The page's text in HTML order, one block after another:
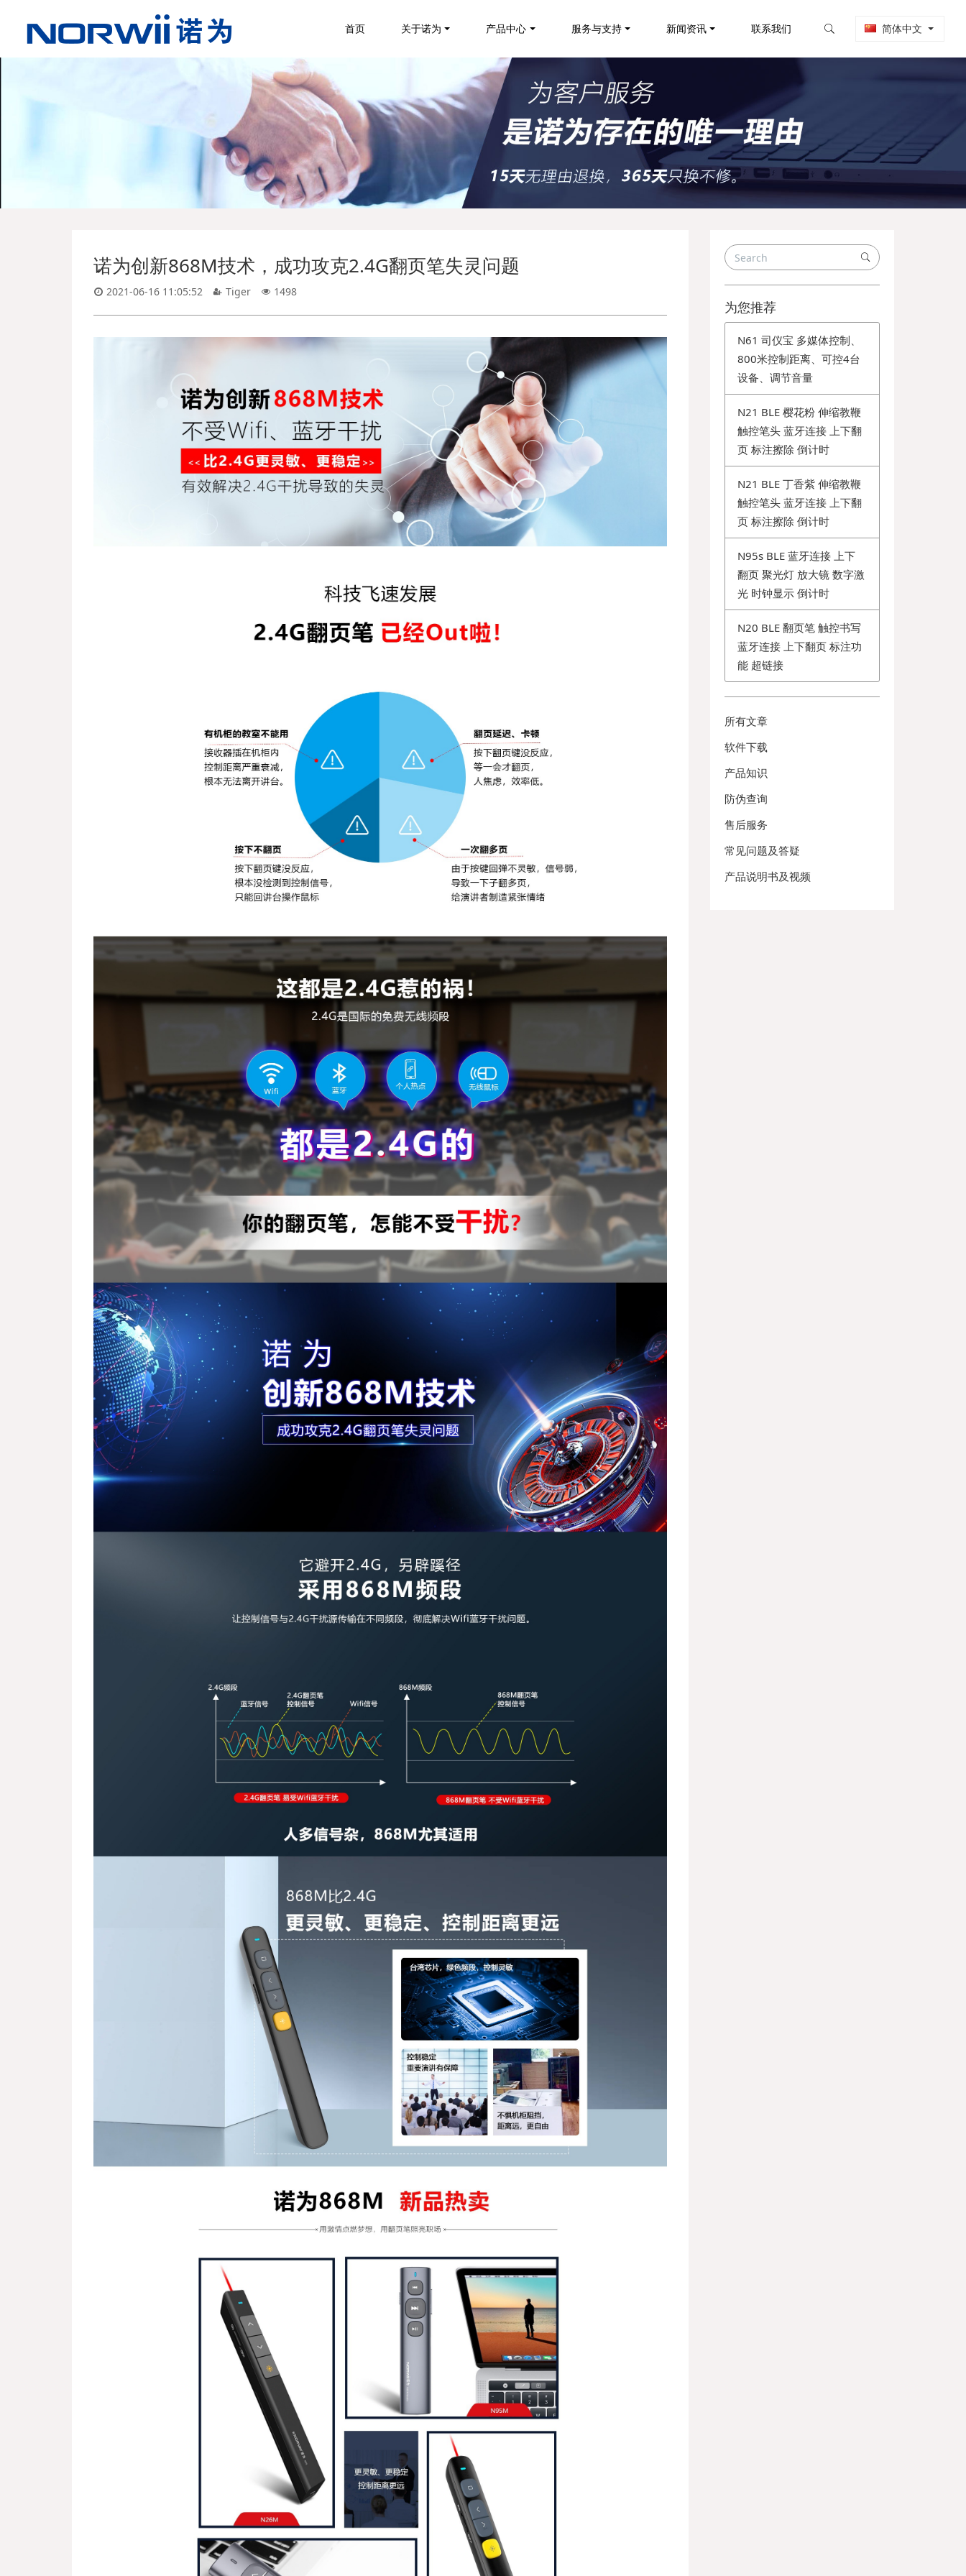
简体中文
首页 关于诺为 产品中心 服务与支持 新闻资讯 联系我们
诺为创新868M技术，成功攻克2.4G翻页笔失灵问题
2021-06-16 11:05:52 Tiger 1498
为您推荐
N61 司仪宝 多媒体控制、
800米控制距离、可控4台
设备、调节音量
N21 BLE 樱花粉 伸缩教鞭
触控笔头 蓝牙连接 上下翻
页 标注擦除 倒计时
N21 BLE 丁香紫 伸缩教鞭
触控笔头 蓝牙连接 上下翻
页 标注擦除 倒计时
N95s BLE 蓝牙连接 上下
翻页 聚光灯 放大镜 数字激
光 时钟显示 倒计时
N20 BLE 翻页笔 触控书写
蓝牙连接 上下翻页 标注功
能 超链接
所有文章
软件下载
产品知识
防伪查询
售后服务
常见问题及答疑
产品说明书及视频